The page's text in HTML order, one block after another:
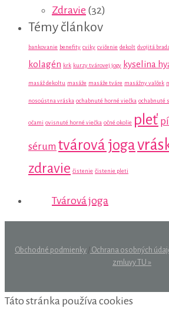
Zdravie (32)
Témy článkov
bankovanie benefity cviky cvičenie dekolt dvojitá brada
kolagén krk kurzy tvárovej jogy kyselina
masáž dekoltu masáže masáže tváre masážny valček
nosoústna vráska ochabnuté horné viečka ochabnuté
očami ovisnuté horné viečka očné okolie pleť
sérum tvárová joga
zdravie čistenie čistenie pleti
Tvárová joga
Obchodné podmienky / Ochrana osobných
zmluvy TU »
Táto stránka používa cookies